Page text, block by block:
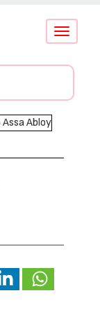
Conmutar